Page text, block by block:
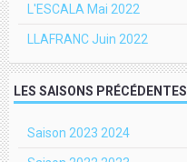
L'ESCALA Mai 2022
LLAFRANC Juin 2022
LES SAISONS PRÉCÉDENTES
Saison 2023 2024